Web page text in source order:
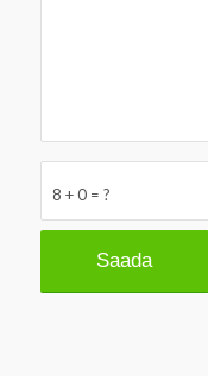
8 + 0 = ?